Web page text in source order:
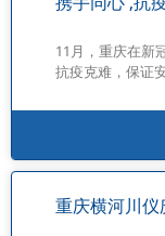
11月，重庆在新
抗疫克难，保证
重庆横河川仪